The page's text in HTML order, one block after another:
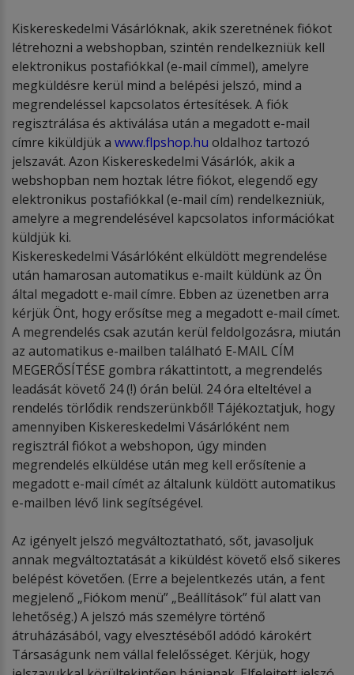
Kiskereskedelmi Vásárlóknak, akik szeretnének fiókot
létrehozni a webshopban, szintén rendelkezniük kell
elektronikus postafiókkal (e-mail címmel), amelyre
megküldésre kerül mind a belépési jelszó, mind a
megrendeléssel kapcsolatos értesítések. A fiók
regisztrálása és aktiválása után a megadott e-mail
címre kiküldjük a www.flpshop.hu oldalhoz tartozó
jelszavát. Azon Kiskereskedelmi Vásárlók, akik a
webshopban nem hoztak létre fiókot, elegendő egy
elektronikus postafiókkal (e-mail cím) rendelkezniük,
amelyre a megrendelésével kapcsolatos információkat
küldjük ki.
Kiskereskedelmi Vásárlóként elküldött megrendelése
után hamarosan automatikus e-mailt küldünk az Ön
által megadott e-mail címre. Ebben az üzenetben arra
kérjük Önt, hogy erősítse meg a megadott e-mail címet.
A megrendelés csak azután kerül feldolgozásra, miután
az automatikus e-mailben található E-MAIL CÍM
MEGERŐSÍTÉSE gombra rákattintott, a megrendelés
leadását követő 24 (!) órán belül. 24 óra elteltével a
rendelés törlődik rendszerünkből! Tájékoztatjuk, hogy
amennyiben Kiskereskedelmi Vásárlóként nem
regisztrál fiókot a webshopon, úgy minden
megrendelés elküldése után meg kell erősítenie a
megadott e-mail címét az általunk küldött automatikus
e-mailben lévő link segítségével.
Az igényelt jelszó megváltoztatható, sőt, javasoljuk
annak megváltoztatását a kiküldést követő első sikeres
belépést követően. (Erre a bejelentkezés után, a fent
megjelenő „Fiókom menü” „Beállítások” fül alatt van
lehetőség.) A jelszó más személyre történő
átruházásából, vagy elvesztéséből adódó károkért
Társaságunk nem vállal felelősséget. Kérjük, hogy